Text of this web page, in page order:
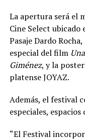
La apertura será el
Cine Select
Pasaje Dardo
especial del film
Giménez, y la
platense JOYAZ.
Además, el festival
especiales,
“El Festival